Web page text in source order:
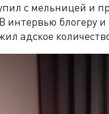
с мельницей и
интервью блогеру
адское